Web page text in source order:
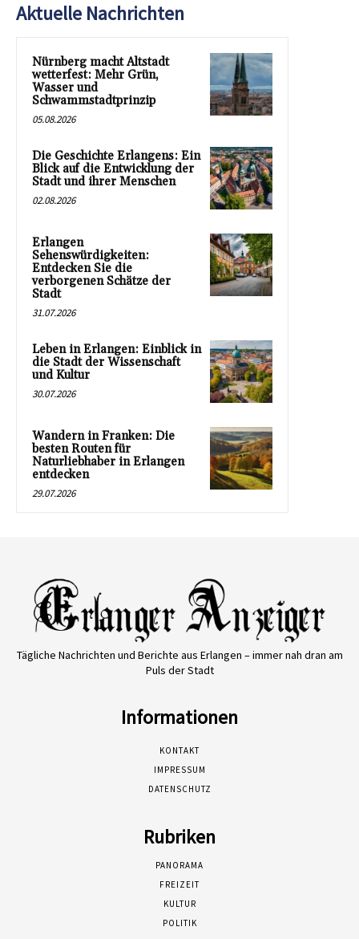
Aktuelle Nachrichten
Nürnberg macht Altstadt
wetterfest: Mehr Grün,
Wasser und
Schwammstadtprinzip
05.08.2026
Die Geschichte Erlangens: Ein
Blick auf die Entwicklung der
Stadt und ihrer Menschen
02.08.2026
Erlangen
Sehenswürdigkeiten:
Entdecken Sie die
verborgenen Schätze der
Stadt
31.07.2026
Leben in Erlangen: Einblick in
die Stadt der Wissenschaft
und Kultur
30.07.2026
Wandern in Franken: Die
besten Routen für
Naturliebhaber in Erlangen
entdecken
29.07.2026
Tägliche Nachrichten und Berichte aus Erlangen – immer nah dran am
Puls der Stadt
Informationen
KONTAKT
IMPRESSUM
DATENSCHUTZ
Rubriken
PANORAMA
FREIZEIT
KULTUR
POLITIK